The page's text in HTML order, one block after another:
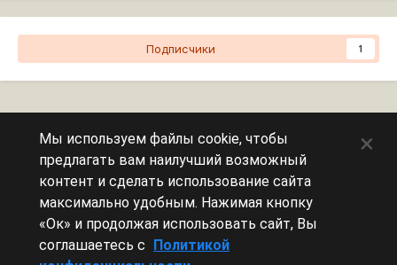
Подписчики 1
Сейчас на странице
Эту страницу никто не просматривает.
Мы используем файлы cookie, чтобы
предлагать вам наилучший возможный
контент и сделать использование сайта
максимально удобным. Нажимая кнопку
«Ок» и продолжая использовать сайт, Вы
соглашаетесь с Политикой
×